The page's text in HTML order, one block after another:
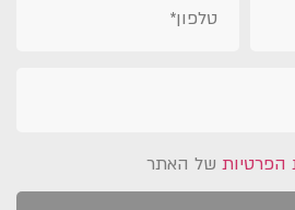
הפרטיות של האתר